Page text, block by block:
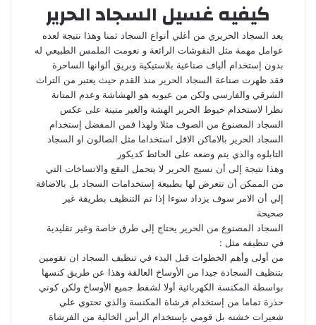
كيفيه غسيل السجاد الحرير
يعد السجاد الحريري من أغلي أنواع السجاد ثمنا وهذا نتيجة لعده
عوامل مهمة مثل النقوشات الرائعة و نعومت الملمس الطبيعي له
بدون إستخدام ألياف صناعية بلاستيكية وبريق ألوانها الساحرة
فقد ظهرت صناعة السجاد الحرير منذ القدم حيث يعتبر من التراث
الشرقي والفارسي ولكن من عيوبه هو الهشاشة وعدم المتانة
نظرا لاستخدام خيوط الحرير الهشة والغير متينة على عكس
السجاد المصنوع من الصوف مثلا ولهذا فمن المفضل إستخدام
السجاد الحرير بالاماكن الاقل استخداما مثل الصالون او السجاد
التابلوه والذي يتم وضعه على الحائط كديكور
وهذا نتيجة إلى أن نسيج الحرير لا يتحمل البقع والاتساخات التي
من الممكن أن تتعرض لها بطبيعة إستخدامات السجاد بل بالاضافة
إلي أن الامر سوف يزداد سوءا إذا تم التنظيف بطريقة غير
صحيحة
السجاد المصنوع من الحرير يحتاج إلى طرق خاصة وغير تقليدية
في تنظيفه مثل :
من أولى وأهم الخطوات قبل البدء في تنظيف السجاد ان تقومين
بتنظيف السجادة جيدا من الأوساخ العالقة وهذا عن طريق كنسها
بواسطة المكنسة الكهربائية أولا لشفط جميع الأوساخ ولكن كوني
حذرة تماما من إستخدام فرشاة المكنسة والذي تحتوي علي
شعيرات خشنه بل قومي بإستخدام الرأس الخالية من الفرشاة